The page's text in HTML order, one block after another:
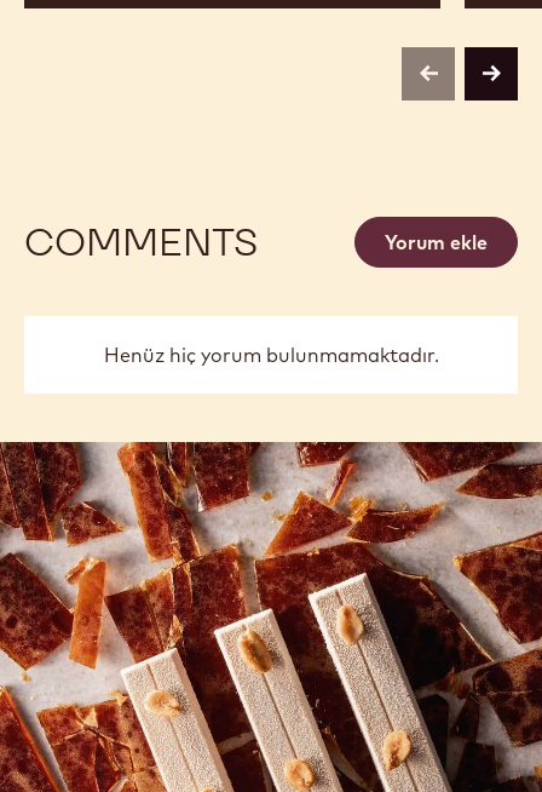
previousnext
COMMENTS Yorum ekle
Henüz hiç yorum bulunmamaktadır.